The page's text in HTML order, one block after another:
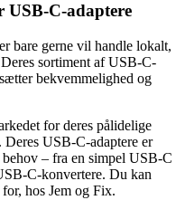
USB-C-adaptere
bare gerne vil handle lokalt,
sortiment af USB-C-
bekvemmelighed og
for deres pålidelige
USB-C-adaptere er
– fra en simpel USB-C
C-konvertere. Du kan
hos Jem og Fix.